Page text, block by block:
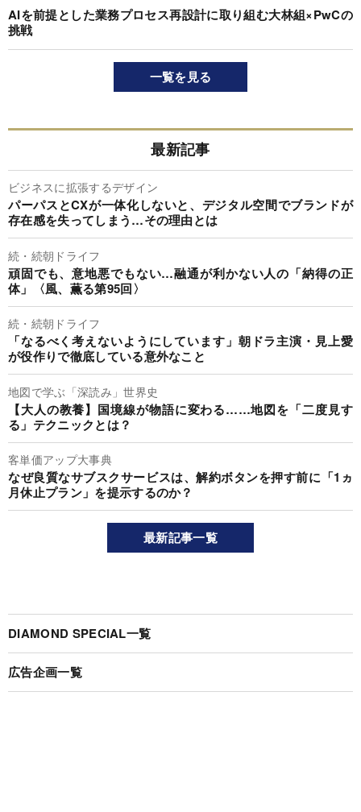
AIを前提とした業務プロセス再設計に取り組む大林組×PwCの
挑戦
一覧を見る
最新記事
ビジネスに拡張するデザイン
パーパスとCXが一体化しないと、デジタル空間でブランドが
存在感を失ってしまう…その理由とは
続・続朝ドライフ
頑固でも、意地悪でもない…融通が利かない人の「納得の正
体」〈風、薫る第95回〉
続・続朝ドライフ
「なるべく考えないようにしています」朝ドラ主演・見上愛
が役作りで徹底している意外なこと
地図で学ぶ「深読み」世界史
【大人の教養】国境線が物語に変わる……地図を「二度見す
る」テクニックとは？
客単価アップ大事典
なぜ良質なサブスクサービスは、解約ボタンを押す前に「1ヵ
月休止プラン」を提示するのか？
最新記事一覧
DIAMOND SPECIAL一覧
広告企画一覧